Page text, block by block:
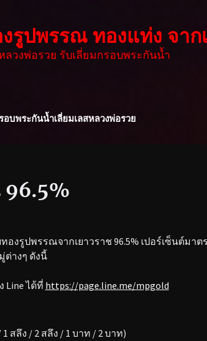
ปพรรณ ทองแท่ง จาก
วงพ่อรวย รับเลี่ยมกรอบพระกันน้ำ
อบพระกันน้ำเลี่ยมเลสหลวงพ่อรวย
96.5%
งรูปพรรณจากเยาวราช 96.5% เปอร์เซ็นต์มา
ต่างๆ ดังนี้
Line ได้ที่ https://page.line.me/mpgold
สลึง / 2 สลึง / 1 บาท / 2 บาท)